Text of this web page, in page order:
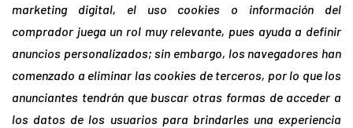
marketing digital, el uso cookies o información del
comprador juega un rol muy relevante, pues ayuda a definir
anuncios personalizados; sin embargo, los navegadores han
comenzado a eliminar las cookies de terceros, por lo que los
anunciantes tendrán que buscar otras formas de acceder a
los datos de los usuarios para brindarles una experiencia